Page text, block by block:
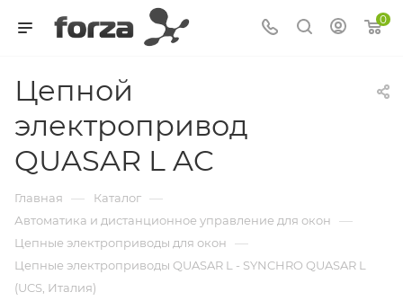
0
Цепной
электропривод
QUASAR L AC
Главная — Каталог —
Автоматика и дистанционное управление для окон —
Цепные электроприводы для окон —
Цепные электроприводы QUASAR L - SYNCHRO QUASAR L
(UCS, Италия)